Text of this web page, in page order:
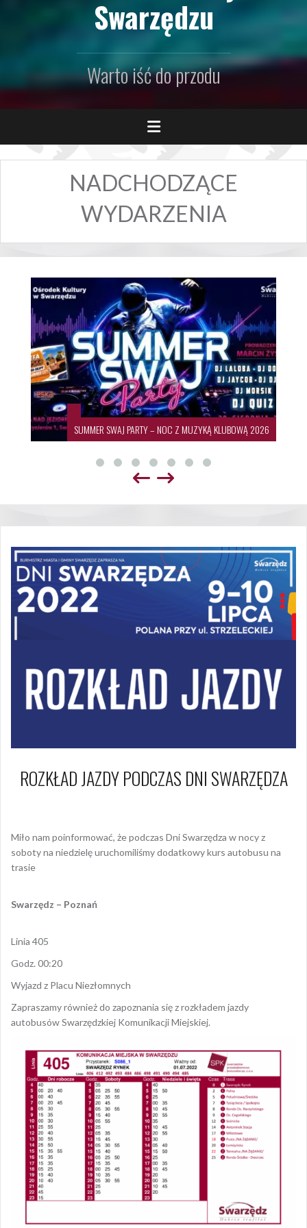
Swarzędzu
Warto iść do przodu
NADCHODZĄCE
WYDARZENIA
SUMMER SWAJ PARTY – NOC Z MUZYKĄ KLUBOWĄ 2026
ROZKŁAD JAZDY PODCZAS DNI SWARZĘDZA
Miło nam poinformować, że podczas Dni Swarzędza w nocy z
soboty na niedzielę uruchomiliśmy dodatkowy kurs autobusu na
trasie
Swarzędz – Poznań
Linia 405
Godz. 00:20
Wyjazd z Placu Niezłomnych
Zapraszamy również do zapoznania się z rozkładem jazdy
autobusów Swarzędzkiej Komunikacji Miejskiej.